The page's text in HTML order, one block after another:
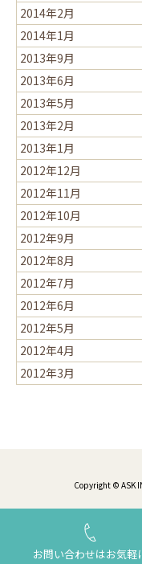
2014年2月
2014年1月
2013年9月
2013年6月
2013年5月
2013年2月
2013年1月
2012年12月
2012年11月
2012年10月
2012年9月
2012年8月
2012年7月
2012年6月
2012年5月
2012年4月
2012年3月
Copyright © ASK
お問い合わせはお気軽